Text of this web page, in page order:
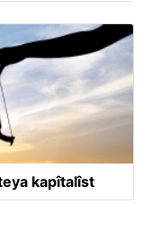
kapîtalîst